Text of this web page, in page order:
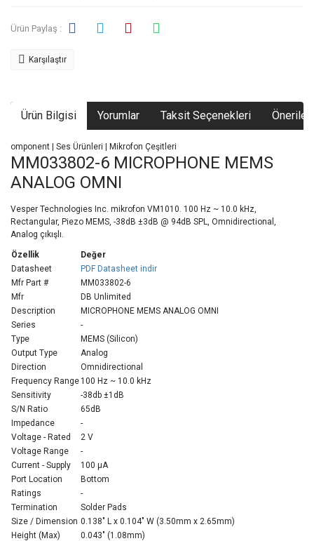
Ürün Paylaş :
Karşılaştır
Ürün Bilgisi Yorumlar Taksit Seçenekleri
omponent | Ses Ürünleri | Mikrofon Çeşitleri
MM033802-6 MICROPHONE MEMS
ANALOG OMNI
Vesper Technologies Inc. mikrofon VM1010. 100 Hz ~ 10.0 kHz,
Rectangular, Piezo MEMS, -38dB ±3dB @ 94dB SPL, Omnidirectional,
Analog çıkışlı.
Özellik
Değer
Datasheet
PDF Datasheet indir
Mfr Part #
MM033802-6
Mfr
DB Unlimited
Description
MICROPHONE MEMS ANALOG OMNI
Series
-
Type
MEMS (Silicon)
Output Type
Analog
Direction
Omnidirectional
Frequency Range 100 Hz ~ 10.0 kHz
Sensitivity
-38db ±1dB
S/N Ratio
65dB
Impedance
-
Voltage - Rated
2 V
Voltage Range
-
Current - Supply
100 µA
Port Location
Bottom
Ratings
-
Termination
Solder Pads
Size / Dimension 0.138" L x 0.104" W (3.50mm x 2.65mm)
Height (Max)
0.043" (1.08mm)